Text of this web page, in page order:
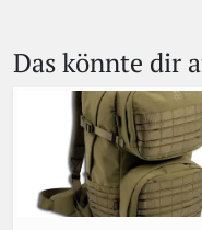
Das könnte dir